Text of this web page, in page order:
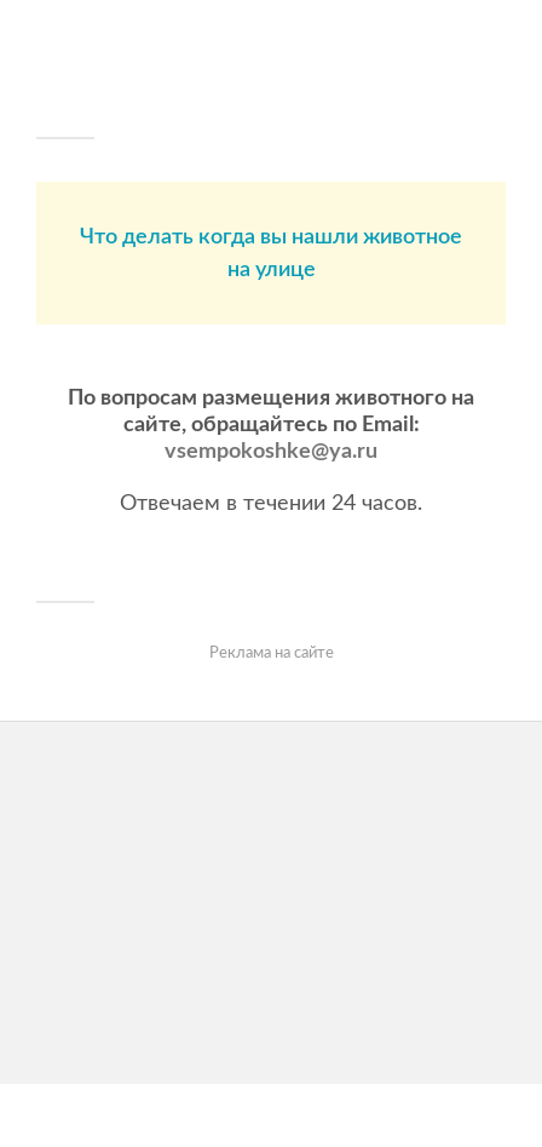
Что делать когда вы нашли животное
на улице
По вопросам размещения животного на
сайте, обращайтесь по Email:
vsempokoshke@ya.ru
Отвечаем в течении 24 часов.
Реклама на сайте